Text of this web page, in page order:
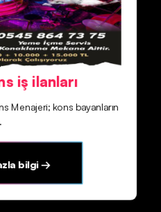
iş ilanları
Menajeri; kons bayanların
bilgi →